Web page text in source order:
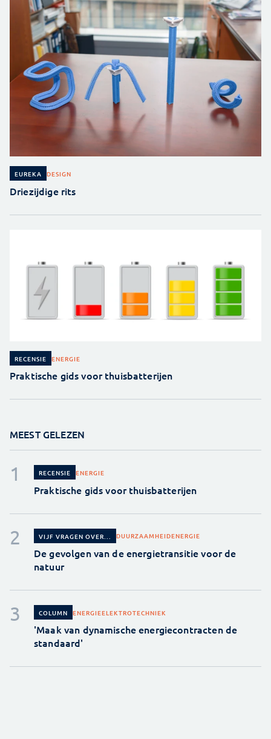
EUREKA DESIGN
Driezijdige rits
RECENSIE ENERGIE
Praktische gids voor thuisbatterijen
MEEST GELEZEN
RECENSIE ENERGIE
Praktische gids voor thuisbatterijen
VIJF VRAGEN OVER... DUURZAAMHEIDENERGIE
De gevolgen van de energietransitie voor de
natuur
COLUMN ENERGIEELEKTROTECHNIEK
'Maak van dynamische energiecontracten de
standaard'